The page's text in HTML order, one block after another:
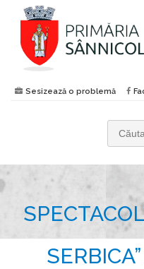
Sesizează o problemă